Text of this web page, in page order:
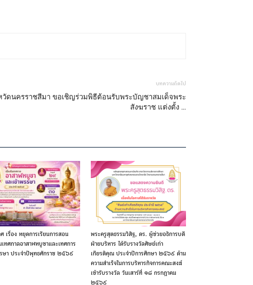
บทความถัดไป
ดนครราชสีมา ขอเชิญร่วมพิธีต้อนรับพระบัญชาสมเด็จพระ
สังฆราช แต่งตั้ง …
เรื่อง หยุดการเรียนการสอน
เทศกาลอาสาฬหบูชาและเทศการ
รษา ประจำปีพุทธศักราช ๒๕๖๙
พระครูสุตธรรมวิสิฐ, ดร. ผู้ช่วยอธิการบดี
ฝ่ายบริหาร ได้รับรางวัลศิษย์เก่า
เกียรติคุณ ประจำปีการศึกษา ๒๕๖๙ ด้าน
ความสำเร็จในการบริหารกิจการคณะสงฆ์
เข้ารับรางวัล วันเสาร์ที่ ๑๘ กรกฎาคม
๒๕๖๙